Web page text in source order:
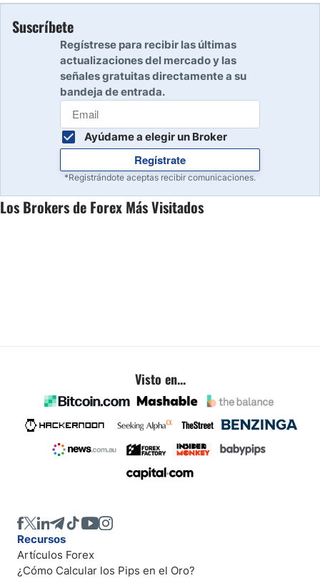
Suscríbete
Regístrese para recibir las últimas
actualizaciones del mercado y las
señales gratuitas directamente a su
bandeja de entrada.
Ayúdame a elegir un Broker
Regístrate
*Registrándote aceptas recibir comunicaciones.
Los Brokers de Forex Más Visitados
Visto en...
Recursos
Artículos Forex
¿Cómo Calcular los Pips en el Oro?